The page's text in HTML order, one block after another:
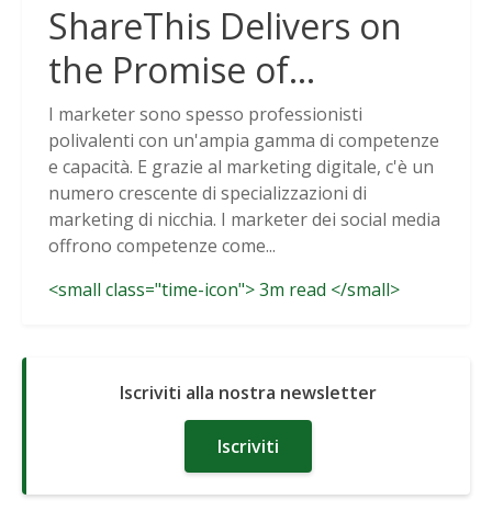
ShareThis Delivers on
the Promise of
Cookieless Data
Solutions
I marketer sono spesso professionisti
polivalenti con un'ampia gamma di competenze
e capacità. E grazie al marketing digitale, c'è un
numero crescente di specializzazioni di
marketing di nicchia. I marketer dei social media
offrono competenze come...
<small class="time-icon"> 3m read </small>
Iscriviti alla nostra newsletter
Iscriviti